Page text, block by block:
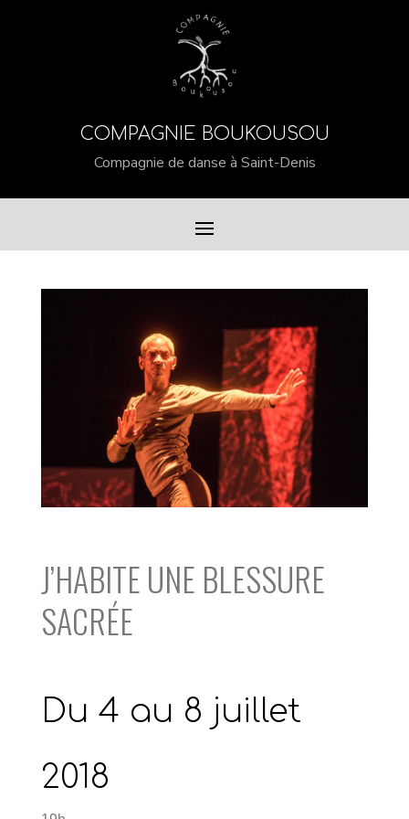
COMPAGNIE BOUKOUSOU
Compagnie de danse à Saint-Denis
J’HABITE UNE BLESSURE
SACRÉE
Du 4 au 8 juillet
2018